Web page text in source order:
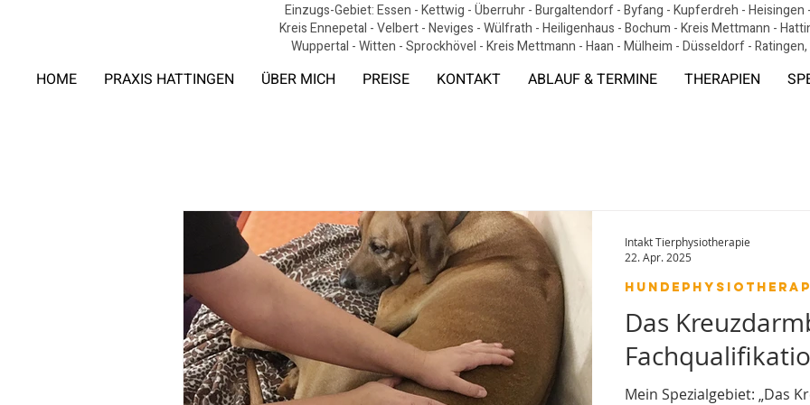
Einzugs-Gebiet: Essen - Kettwig - Überruhr - Burgaltendorf - Byfang - Kupferdreh - Heisingen
Kreis Ennepetal - Velbert - Neviges - Wülfrath - Heiligenhaus - Bochum - Kreis Mettmann -
Wuppertal - Witten - Sprockhövel - Kreis Mettmann - Haan - Mülheim - Düsseldorf -
HOME PRAXIS HATTINGEN ÜBER MICH PREISE KONTAKT ABLAUF & TERMINE THERAPIEN
Das
Mein Spezialgebiet: „Das
Intakt Tierphysiotherapie
22. Apr. 2025